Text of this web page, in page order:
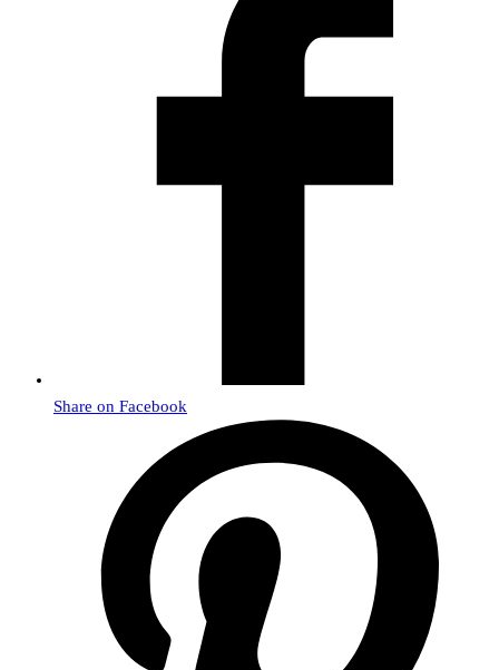
Share on Facebook